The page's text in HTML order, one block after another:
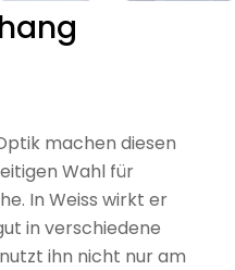
machen diesen
Wahl für
In Weiss wirkt er
in verschiedene
ihn nicht nur am